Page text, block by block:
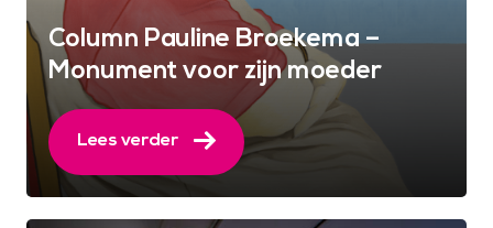
Column Pauline Broekema –
Monument voor zijn moeder
Lees verder